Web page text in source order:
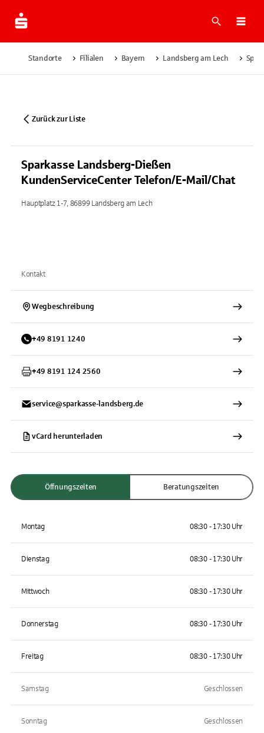
Suche
Standorte Filialen Bayern Landsberg am Lech
Zurück zur Liste
Sparkasse Landsberg-Dießen
KundenServiceCenter Telefon/E-Mail/Chat
Hauptplatz 1-7, 86899 Landsberg am Lech
Kontakt
Wegbeschreibung
+49 8191 1240
+49 8191 124 2560
service@sparkasse-landsberg.de
vCard herunterladen
Öffnungszeiten Beratungszeiten
Montag 08:30 - 17:30 Uhr
Dienstag 08:30 - 17:30 Uhr
Mittwoch 08:30 - 17:30 Uhr
Donnerstag 08:30 - 17:30 Uhr
Freitag 08:30 - 17:30 Uhr
Samstag Geschlossen
Sonntag Geschlossen